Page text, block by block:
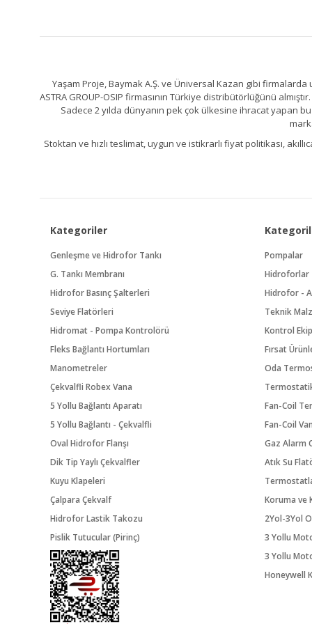
Yaşam Proje, Baymak A.Ş. ve Üniversal Kazan gibi firmalarda
ASTRA GROUP-OSIP firmasının Türkiye distribütörlüğünü
Sadece 2 yılda dünyanın pek çok ülkesine ihracat yapan
Stoktan ve hızlı teslimat, uygun ve istikrarlı fiyat politikası,
Kategoriler
Genleşme ve Hidrofor Tankı
G. Tankı Membranı
Hidrofor Basınç Şalterleri
Seviye Flatörleri
Hidromat - Pompa Kontrolörü
Fleks Bağlantı Hortumları
Manometreler
Çekvalfli Robex Vana
5 Yollu Bağlantı Aparatı
5 Yollu Bağlantı - Çekvalfli
Oval Hidrofor Flanşı
Dik Tip Yaylı Çekvalfler
Kuyu Klapeleri
Çalpara Çekvalf
Hidrofor Lastik Takozu
Pislik Tutucular (Pirinç)
Pompalar
Hidroforlar
Hidrofor -
Teknik
Kontrol
Fırsat
Oda
Fan-Coil
Fan-Coil
Gaz Alarm
Atık Su
Koruma ve
2Yol-3Yol
3 Yollu
3 Yollu
Honeywell